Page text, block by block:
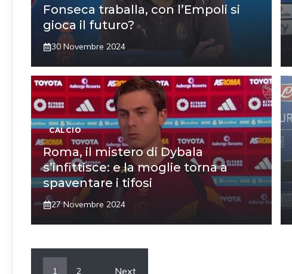
Fonseca traballa, con l’Empoli si
gioca il futuro?
30 Novembre 2024
CALCIO
Roma, il mistero di Dybala
s’infittisce: e la moglie torna a
spaventare i tifosi
27 Novembre 2024
1 2 Next